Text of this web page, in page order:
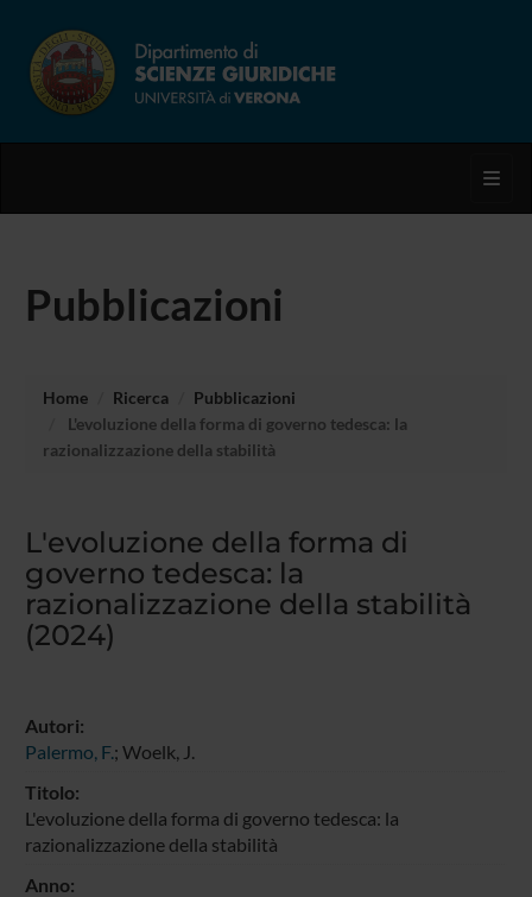
Pubblicazioni
Home Ricerca
Pubblicazioni
L'evoluzione della forma di governo tedesca: la
razionalizzazione della stabilità
L'evoluzione della forma di
governo tedesca: la
razionalizzazione della stabilità
(2024)
Autori:
Palermo, F.; Woelk, J.
Titolo:
L'evoluzione della forma di governo tedesca: la
razionalizzazione della stabilità
Anno: